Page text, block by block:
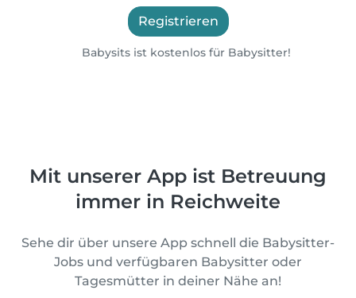
Registrieren
Babysits ist kostenlos für Babysitter!
Mit unserer App ist Betreuung
immer in Reichweite
Sehe dir über unsere App schnell die Babysitter-
Jobs und verfügbaren Babysitter oder
Tagesmütter in deiner Nähe an!